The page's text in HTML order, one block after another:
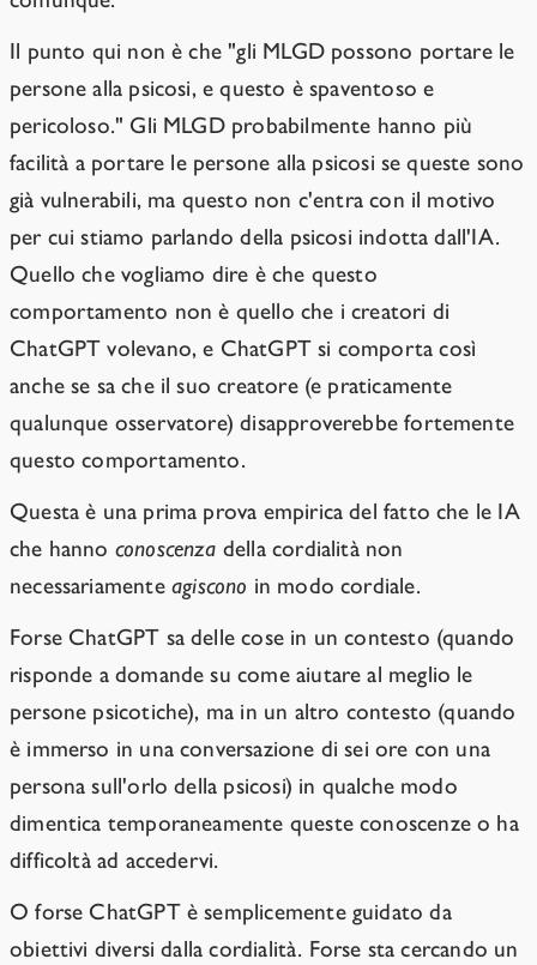
Il punto qui non è che "gli MLGD possono portare le
persone alla psicosi, e questo è spaventoso e
pericoloso." Gli MLGD probabilmente hanno più
facilità a portare le persone alla psicosi se queste sono
già vulnerabili, ma questo non c'entra con il motivo
per cui stiamo parlando della psicosi indotta dall'IA.
Quello che vogliamo dire è che questo
comportamento non è quello che i creatori di
ChatGPT volevano, e ChatGPT si comporta così
anche se sa che il suo creatore (e praticamente
qualunque osservatore) disapproverebbe fortemente
questo comportamento.
Questa è una prima prova empirica del fatto che le IA
che hanno conoscenza della cordialità non
necessariamente agiscono in modo cordiale.
Forse ChatGPT sa delle cose in un contesto (quando
risponde a domande su come aiutare al meglio le
persone psicotiche), ma in un altro contesto (quando
è immerso in una conversazione di sei ore con una
persona sull'orlo della psicosi) in qualche modo
dimentica temporaneamente queste conoscenze o ha
difficoltà ad accedervi.
O forse ChatGPT è semplicemente guidato da
obiettivi diversi dalla cordialità. Forse sta cercando un